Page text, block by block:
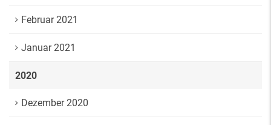
Februar 2021
Januar 2021
2020
Dezember 2020